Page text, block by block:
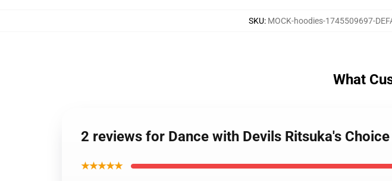
SKU: MOCK-hoodies-1745509697-
What
2 reviews for Dance with Devils Ritsuka's
★★★★★